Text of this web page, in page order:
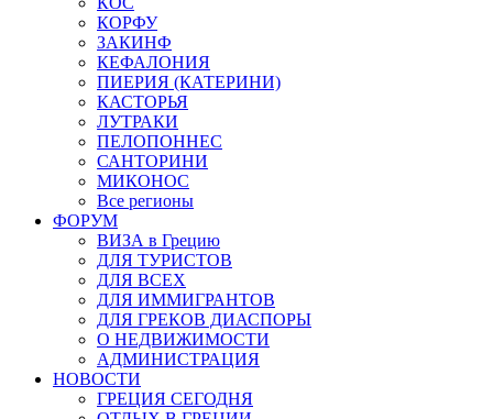
КОРФУ
ЗАКИНФ
КЕФАЛОНИЯ
ПИЕРИЯ (КАТЕРИНИ)
КАСТОРЬЯ
ЛУТРАКИ
ПЕЛОПОННЕС
САНТОРИНИ
МИКОНОС
Все регионы
ФОРУМ
ВИЗА в Грецию
ДЛЯ ТУРИСТОВ
ДЛЯ ВСЕХ
ДЛЯ ИММИГРАНТОВ
ДЛЯ ГРЕКОВ ДИАСПОРЫ
О НЕДВИЖИМОСТИ
АДМИНИСТРАЦИЯ
НОВОСТИ
ГРЕЦИЯ СЕГОДНЯ